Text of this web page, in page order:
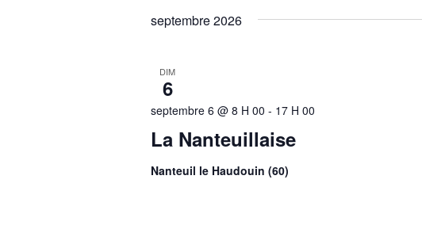
septembre 2026
DIM
6
La Nanteuillaise
septembre 6 @ 8 H 00 - 17 H 00
Nanteuil le Haudouin (60)